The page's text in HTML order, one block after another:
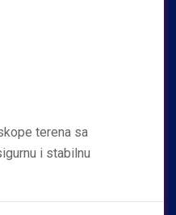
terena sa
i stabilnu